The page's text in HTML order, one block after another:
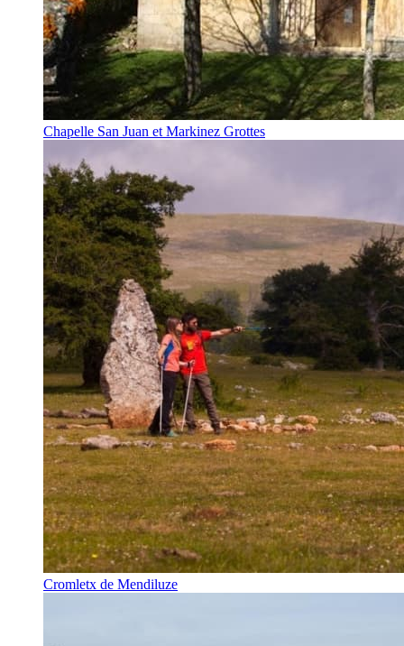
Chapelle San Juan et Markinez Grottes
Cromletx de Mendiluze